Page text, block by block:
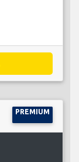
PREMIUM